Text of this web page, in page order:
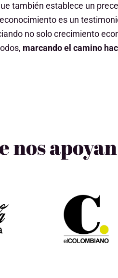
también establece un
es un
no solo crecimiento
marcando el camino
nos apoyan